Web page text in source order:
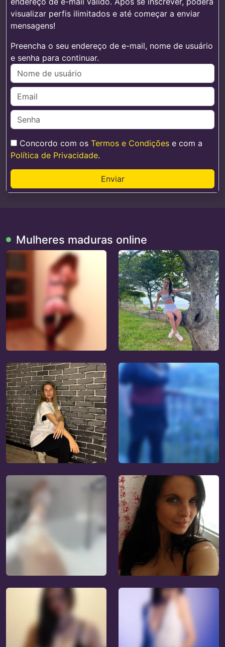
visualizar perfis ilimitados e até começar a enviar
mensagens!
Preencha o seu endereço de e-mail, nome de usuário
e senha para continuar.
Concordo com os Termos e Condições e com a
Política de Privacidade.
Enviar
Mulheres maduras online